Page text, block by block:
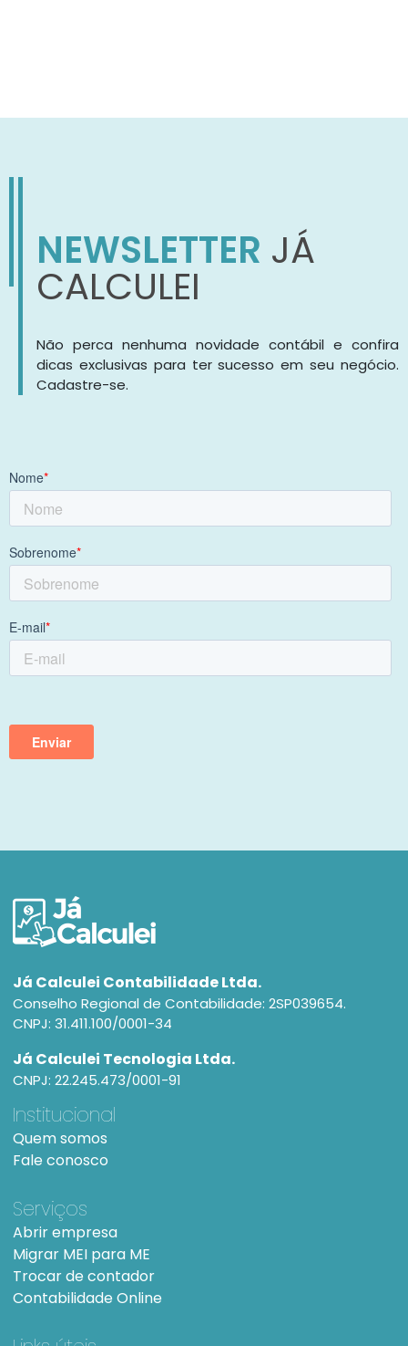
NEWSLETTER JÁ
CALCULEI
Não perca nenhuma novidade contábil e confira
dicas exclusivas para ter sucesso em seu negócio.
Cadastre-se.
Já Calculei Contabilidade Ltda.
Conselho Regional de Contabilidade: 2SP039654.
CNPJ: 31.411.100/0001-34
Já Calculei Tecnologia Ltda.
CNPJ: 22.245.473/0001-91
Institucional
Quem somos
Fale conosco
Serviços
Abrir empresa
Migrar MEI para ME
Trocar de contador
Contabilidade Online